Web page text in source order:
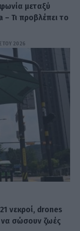
μεταξύ
– Τι προβλέπει το
2026
νεκροί, drones
σώσουν ζωές